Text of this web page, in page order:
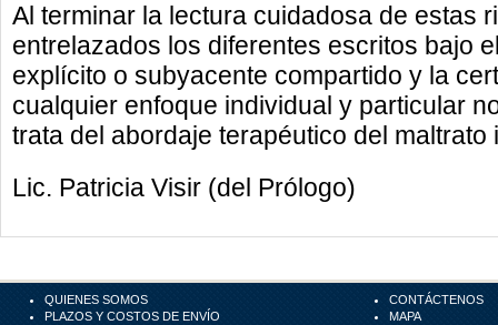
Al terminar la lectura cuidadosa de estas
entrelazados los diferentes escritos bajo
explícito o subyacente compartido y la
cualquier enfoque individual y particular
trata del abordaje terapéutico del maltrato
Lic. Patricia Visir (del Prólogo)
QUIENES SOMOS
PLAZOS Y COSTOS DE ENVÍO
CONTÁCTENOS
MAPA